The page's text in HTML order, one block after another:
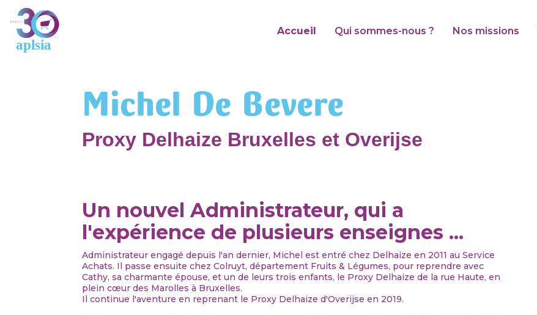
Accueil Qui sommes-nous ? Nos missions
Michel De Bevere
Proxy Delhaize Bruxelles et Overijse
Un nouvel Administrateur, qui a
l'expérience de plusieurs enseignes ...
Administrateur engagé depuis l'an dernier, Michel est entré chez Delhaize en 2011 au Service
Achats. Il passe ensuite chez Colruyt, département Fruits & Légumes, pour reprendre avec
Cathy, sa charmante épouse, et un de leurs trois enfants, le Proxy Delhaize de la rue Haute, en
plein cœur des Marolles à Bruxelles.
Il continue l'aventure en reprenant le Proxy Delhaize d'Overijse en 2019.